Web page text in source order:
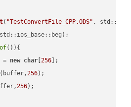
( "TestConvertFile_CPP.ODS" ,
()){
= new char [256 ];
(buffer,256);
256);